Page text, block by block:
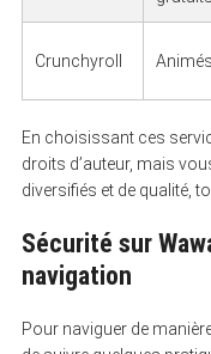
Crunchyroll Animés
En choisissant ces
droits d’auteur, mais
diversifiés et de qualité,
Sécurité sur
navigation
Pour naviguer de